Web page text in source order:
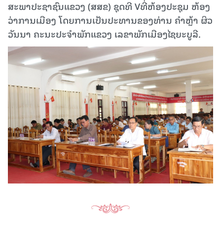
ສະພາປະຊາຊົນແຂວງ (ສສຂ) ຊຸດທີ Vທີ່ຫ້ອງປະຊຸມ ຫ້ອງ
ວ່າການເມືອງ ໂດຍການເປັນປະທານຂອງທ່ານ ຄຳຫຼ້າ ຜິວ
ວັນນາ ຄະນະປະຈຳພັກແຂວງ ເລຂາພັກເມືອງໄຊຍະບູລີ.